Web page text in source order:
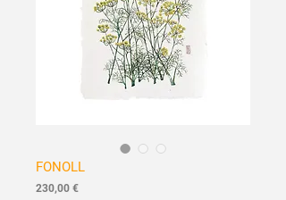
FONOLL
230,00 €Precio